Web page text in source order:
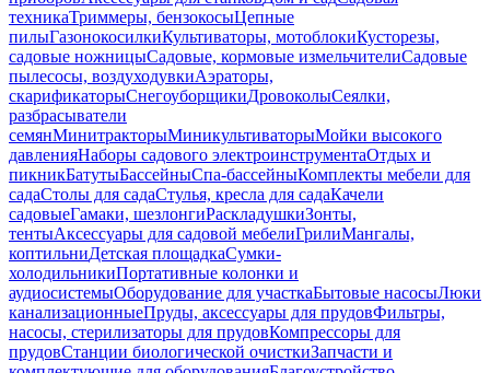
техникаТриммеры, бензокосыЦепные
пилыГазонокосилкиКультиваторы, мотоблокиКусторезы,
садовые ножницыСадовые, кормовые измельчителиСадовые
пылесосы, воздуходувкиАэраторы,
скарификаторыСнегоуборщикиДровоколыСеялки,
разбрасыватели
семянМинитракторыМиникультиваторыМойки высокого
давленияНаборы садового электроинструментаОтдых и
пикникБатутыБассейныСпа-бассейныКомплекты мебели для
садаСтолы для садаСтулья, кресла для садаКачели
садовыеГамаки, шезлонгиРаскладушкиЗонты,
тентыАксессуары для садовой мебелиГрилиМангалы,
коптильниДетская площадкаСумки-
холодильникиПортативные колонки и
аудиосистемыОборудование для участкаБытовые насосыЛюки
канализационныеПруды, аксессуары для прудовФильтры,
насосы, стерилизаторы для прудовКомпрессоры для
прудовСтанции биологической очисткиЗапчасти и